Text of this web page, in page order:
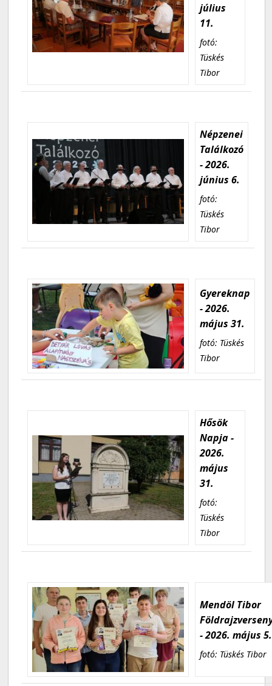
július
11.
fotó:
Tüskés
Tibor
Népzenei
Találkozó
- 2026.
június 6.
fotó:
Tüskés
Tibor
Gyereknap
- 2026.
május 31.
fotó: Tüskés
Tibor
Hősök
Napja -
2026.
május
31.
fotó:
Tüskés
Tibor
Mendöl Tibor
- 2026. május 5.
fotó: Tüskés Tibor